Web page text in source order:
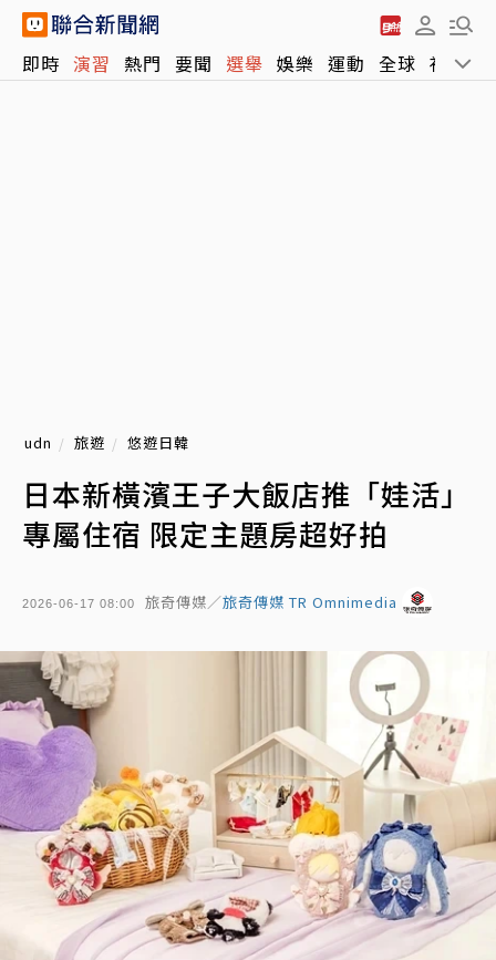
即時 演習 熱門 要聞 選舉 娛樂 運動 全球 社會
udn 旅遊 悠遊日韓
日本新橫濱王子大飯店推「娃活」
專屬住宿 限定主題房超好拍
2026-06-17 08:00 旅奇傳媒／旅奇傳媒 TR Omnimedia